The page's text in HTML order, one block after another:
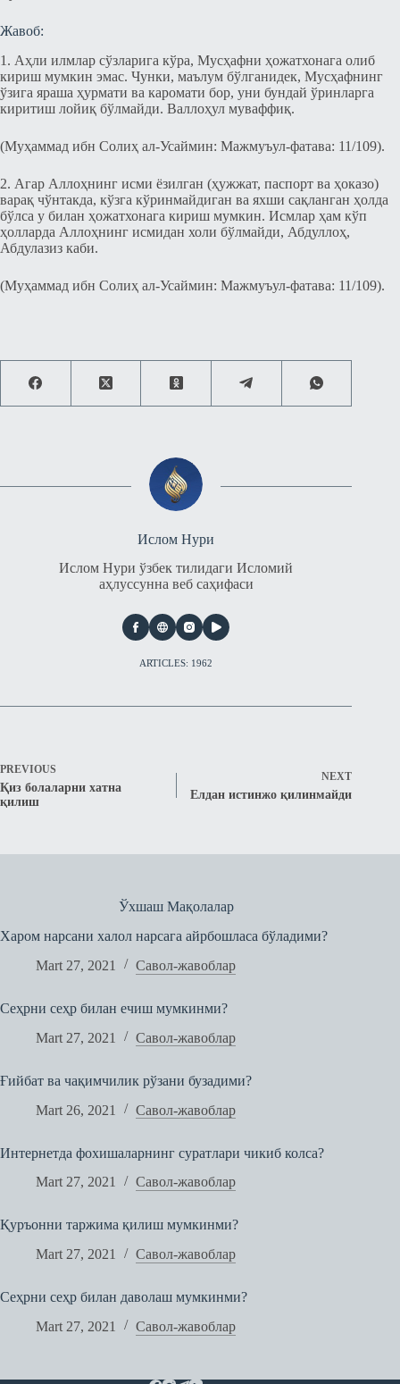
Жавоб:
1. Аҳли илмлар сўзларига кўра, Мусҳафни ҳожатхонага олиб
кириш мумкин эмас. Чунки, маълум бўлганидек, Мусҳафнинг
ўзига яраша ҳурмати ва каромати бор, уни бундай ўринларга
киритиш лойиқ бўлмайди. Валлоҳул муваффиқ.
(Муҳаммад ибн Солиҳ ал-Усаймин: Мажмуъул-фатава: 11/109).
2. Агар Аллоҳнинг исми ёзилган (ҳужжат, паспорт ва ҳоказо)
варақ чўнтакда, кўзга кўринмайдиган ва яхши сақланган ҳолда
бўлса у билан ҳожатхонага кириш мумкин. Исмлар ҳам кўп
ҳолларда Аллоҳнинг исмидан холи бўлмайди, Абдуллоҳ,
Абдулазиз каби.
(Муҳаммад ибн Солиҳ ал-Усаймин: Мажмуъул-фатава: 11/109).
Ислом Нури
Ислом Нури ўзбек тилидаги Исломий
аҳлуссунна веб саҳифаси
ARTICLES: 1962
PREVIOUS
Қиз болаларни хатна
қилиш
NEXT
Елдан истинжо қилинмайди
Ўхшаш Мақолалар
Харом нарсани халол нарсага айрбошласа бўладими?
Mart 27, 2021
Савол-жавоблар
Сеҳрни сеҳр билан ечиш мумкинми?
Mart 27, 2021
Савол-жавоблар
Ғийбат ва чақимчилик рўзани бузадими?
Mart 26, 2021
Савол-жавоблар
Интернетда фохишаларнинг суратлари чикиб колса?
Mart 27, 2021
Савол-жавоблар
Қуръонни таржима қилиш мумкинми?
Mart 27, 2021
Савол-жавоблар
Сеҳрни сеҳр билан даволаш мумкинми?
Mart 27, 2021
Савол-жавоблар